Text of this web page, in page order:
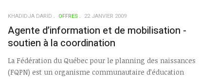
KHADIDJA DARID OFFRES 22 JANVIER 2009
Agente d’information et de mobilisation -
soutien à la coordination
La Fédération du Québec pour le planning des naissances
(FQPN) est un organisme communautaire d’éducation